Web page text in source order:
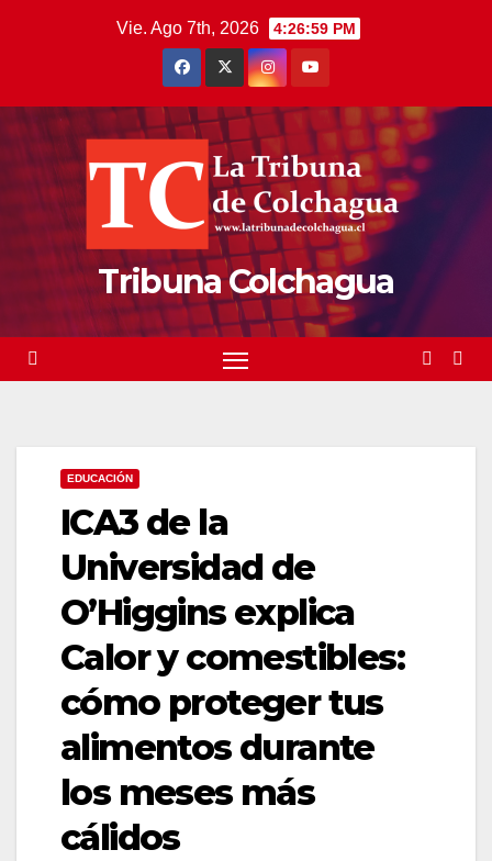
Vie. Ago 7th, 2026 4:26:59 PM
Tribuna Colchagua
EDUCACIÓN
ICA3 de la
Universidad de
O’Higgins explica
Calor y comestibles:
cómo proteger tus
alimentos durante
los meses más
cálidos